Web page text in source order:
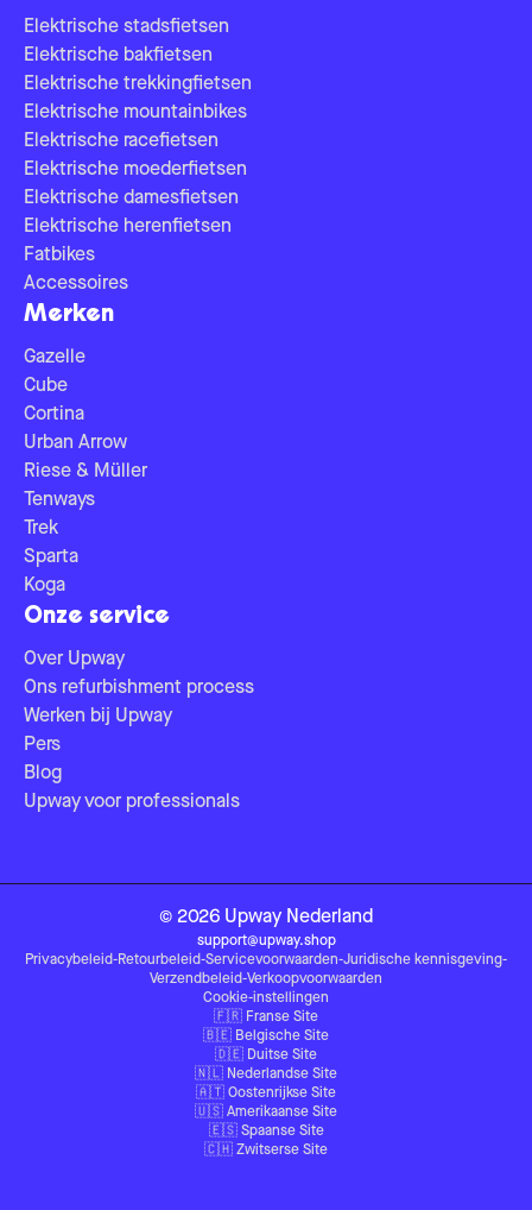
Elektrische stadsfietsen
Elektrische bakfietsen
Elektrische trekkingfietsen
Elektrische mountainbikes
Elektrische racefietsen
Elektrische moederfietsen
Elektrische damesfietsen
Elektrische herenfietsen
Fatbikes
Accessoires
Merken
Gazelle
Cube
Cortina
Urban Arrow
Riese & Müller
Tenways
Trek
Sparta
Koga
Onze service
Over Upway
Ons refurbishment process
Werken bij Upway
Pers
Blog
Upway voor professionals
© 2026 Upway Nederland
support@upway.shop
Privacybeleid-Retourbeleid-Servicevoorwaarden-Juridische kennisgeving-
Verzendbeleid-Verkoopvoorwaarden
Cookie-instellingen
🇫🇷 Franse Site
🇧🇪 Belgische Site
🇩🇪 Duitse Site
🇳🇱 Nederlandse Site
🇦🇹 Oostenrijkse Site
🇺🇸 Amerikaanse Site
🇪🇸 Spaanse Site
🇨🇭 Zwitserse Site